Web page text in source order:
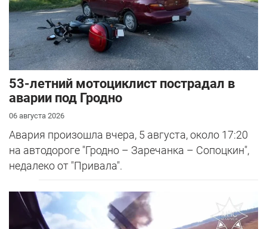
53-летний мотоциклист пострадал в
аварии под Гродно
06 августа 2026
Авария произошла вчера, 5 августа, около 17:20
на автодороге "Гродно – Заречанка – Сопоцкин",
недалеко от "Привала".